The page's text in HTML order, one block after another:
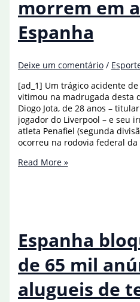
morrem em
Espanha
Deixe um comentário /
[ad_1] Um trágico acidente
vitimou na madrugada desta
Diogo Jota, de 28 anos –
jogador do Liverpool – e seu
atleta Penafiel (segunda
ocorreu na rodovia federal da
Atacante
morrem
em
acidente
na
Espanha
Read More »
Espanha
de 65 mil
alugueis de